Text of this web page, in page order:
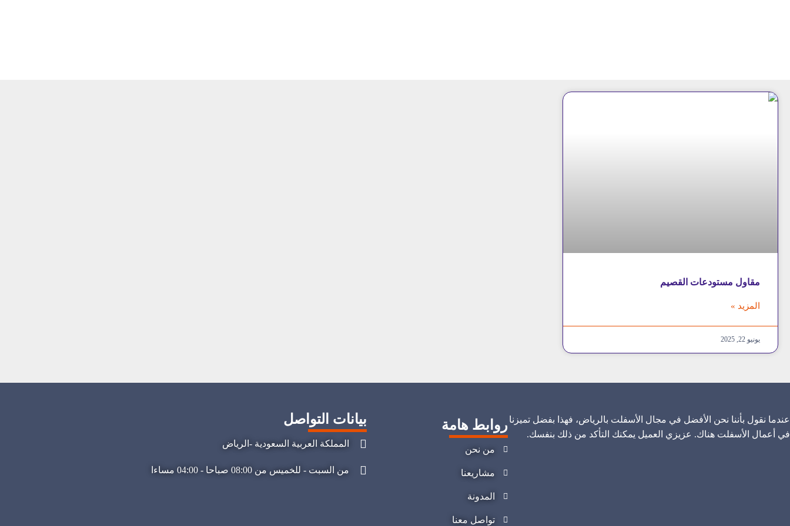
مقاول مستودعات القصيم
المزيد »
يونيو 22, 2025
عندما نقول بأننا نحن الأفضل في مجال الأسفلت بالرياض، فهذا بفضل تميزنا
في أعمال الأسفلت هناك. عزيزي العميل يمكنك التأكد من ذلك بنفسك.
روابط هامة
من نحن
مشاريعنا
المدونة
تواصل معنا
بيانات التواصل
المملكة العربية السعودية -الرياض
من السبت - للخميس من 08:00 صباحا - 04:00 مساءا